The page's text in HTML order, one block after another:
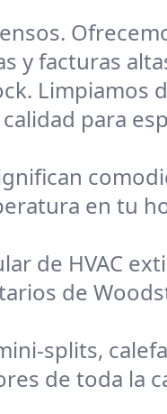
y facturas
Limpiamos
para
en tu
de HVAC
de
splits,
de toda la